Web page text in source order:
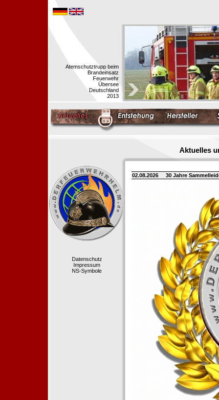
Atemschutztrupp beim
Brandeinsatz
Feuerwehr
Übersee
Deutschland
2013
Aktuelles
Datenschutz
Impressum
NS-Symbole
02.08.2026 30 Jahre